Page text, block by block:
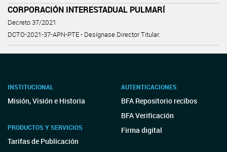
CORPORACIÓN INTERESTADUAL PULMARÍ
Decreto 37/2021
DCTO-2021-37-APN-PTE - Desígnase Director Titular.
INSTITUCIONAL
Misión, Visión e Historia
PRODUCTOS Y SERVICIOS
Tarifas de Publicación
AUTENTICACIONES
BFA Repositorio recibos
BFA Verificación
Firma digital